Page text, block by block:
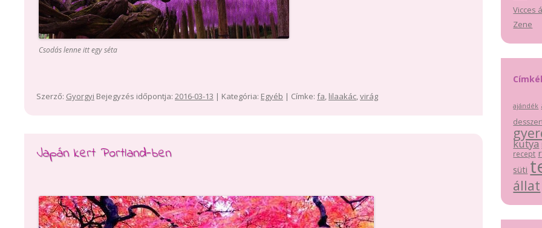
Csodás lenne itt egy séta
Szerző: Gyorgyi Bejegyzés időpontja: 2016-03-13 | Kategória: Egyéb | Címke: fa, lilaakác,virág
Japán kert Portland-ben
Vicces
Zene
ajándék
kutya
recept
süti
állat